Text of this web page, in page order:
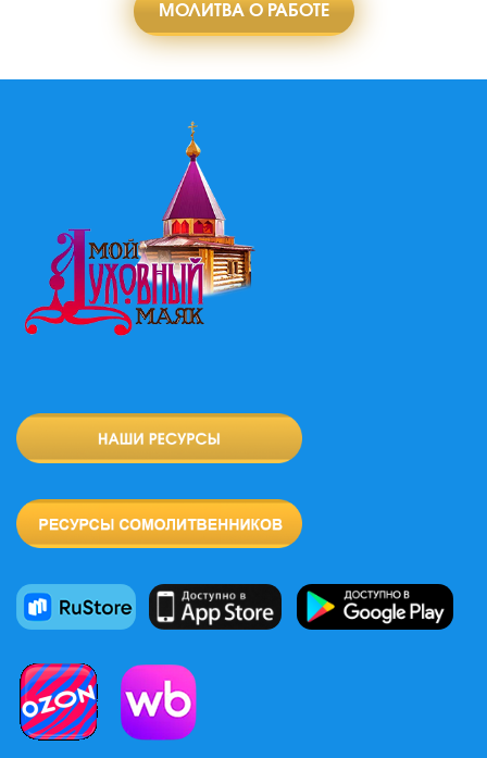
МОЛИТВА О РАБОТЕ